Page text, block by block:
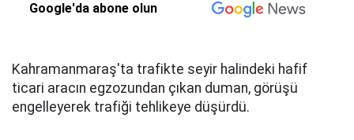
Google'da abone olun
Kahramanmaraş'ta trafikte seyir halindeki hafif
ticari aracın egzozundan çıkan duman, görüşü
engelleyerek trafiği tehlikeye düşürdü.